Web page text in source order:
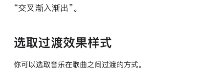
“交叉渐入渐出”。
选取过渡效果样式
你可以选取音乐在歌曲之间过渡的方式。